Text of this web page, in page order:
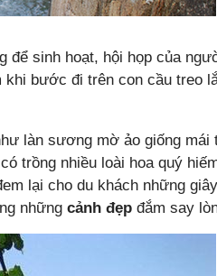
để sinh hoạt, hội họp của
bước đi trên con cầu treo
làn sương mờ ảo giống mái
trồng nhiều loài hoa quý
lại cho du khách những
những cảnh đẹp đắm say